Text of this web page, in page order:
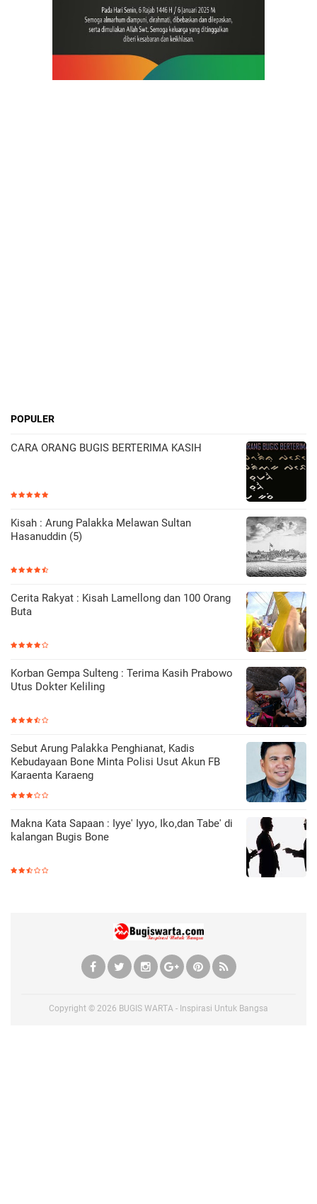
POPULER
CARA ORANG BUGIS BERTERIMA KASIH
Kisah : Arung Palakka Melawan Sultan
Hasanuddin (5)
Cerita Rakyat : Kisah Lamellong dan 100 Orang
Buta
Korban Gempa Sulteng : Terima Kasih Prabowo
Utus Dokter Keliling
Sebut Arung Palakka Penghianat, Kadis
Kebudayaan Bone Minta Polisi Usut Akun FB
Karaenta Karaeng
Makna Kata Sapaan : Iyye' Iyyo, Iko,dan Tabe' di
kalangan Bugis Bone
Copyright © 2026 BUGIS WARTA - Inspirasi Untuk Bangsa